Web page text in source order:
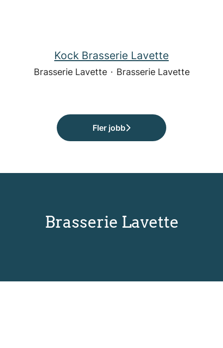
Kock Brasserie Lavette
Brasserie Lavette · Brasserie Lavette
Fler jobb
Brasserie Lavette